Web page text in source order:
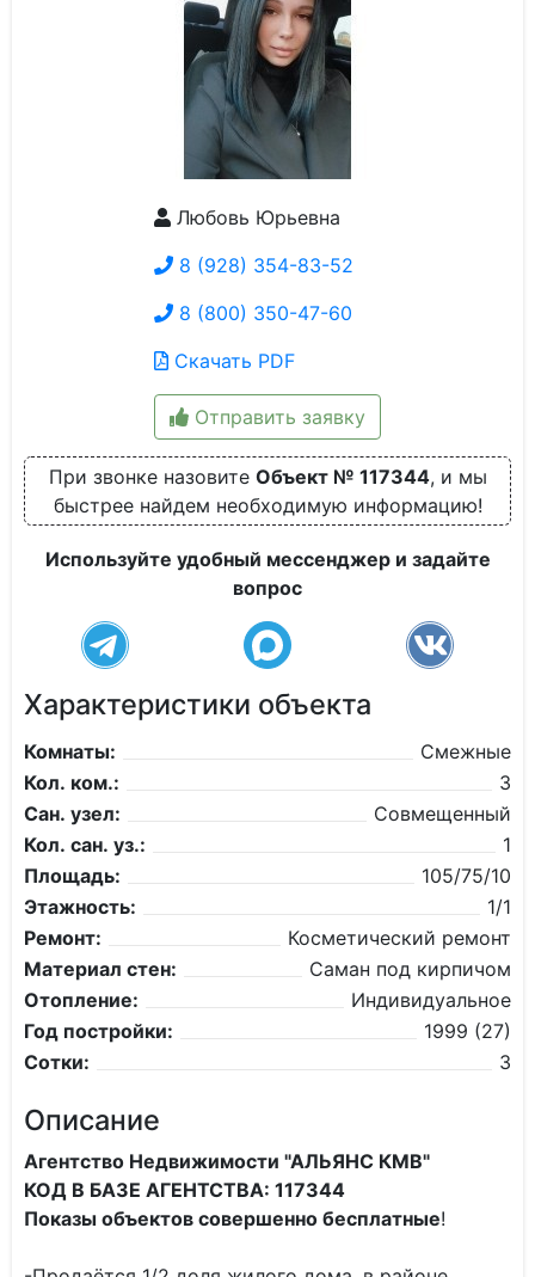
Любовь Юрьевна
8 (928) 354-83-52
8 (800) 350-47-60
Скачать PDF
Отправить заявку
При звонке назовите Объект № 117344, и мы
быстрее найдем необходимую информацию!
Используйте удобный мессенджер и задайте
вопрос
Характеристики объекта
Комнаты:
Смежные
Кол. ком.:
3
Сан. узел:
Совмещенный
Кол. сан. уз.:
1
Площадь:
105/75/10
Этажность:
1/1
Ремонт:
Косметический ремонт
Материал стен:
Саман под кирпичом
Отопление:
Индивидуальное
Год постройки:
1999 (27)
Сотки:
3
Описание
Агентство Недвижимости "АЛЬЯНС КМВ"
КОД В БАЗЕ АГЕНТСТВА: 117344
Показы объектов совершенно бесплатные!